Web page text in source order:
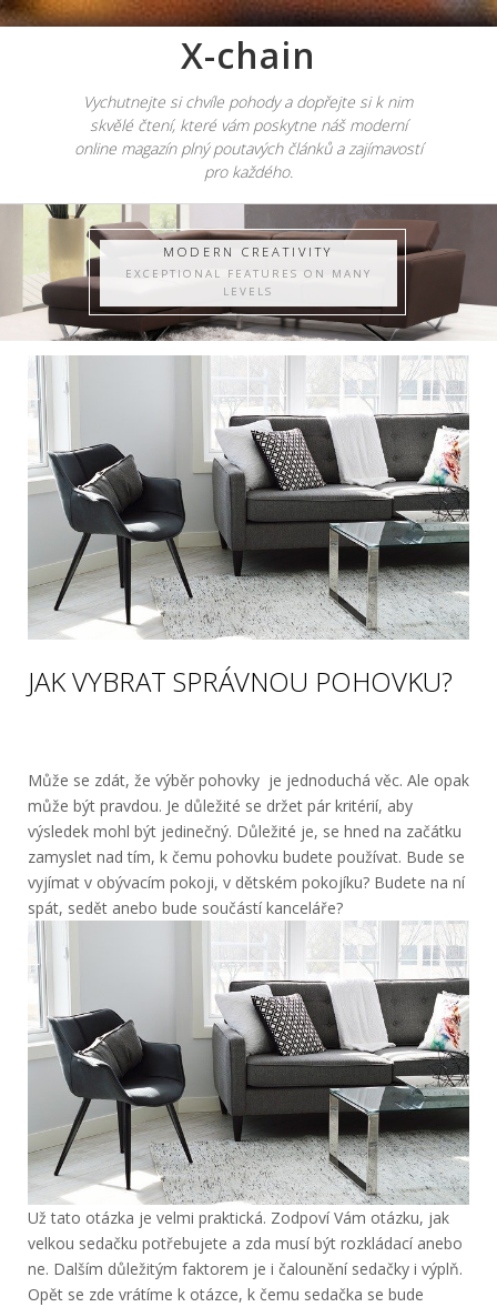
X-chain
Vychutnejte si chvíle pohody a dopřejte si k nim
skvělé čtení, které vám poskytne náš moderní
online magazín plný poutavých článků a zajímavostí
pro každého.
MODERN CREATIVITY
EXCEPTIONAL FEATURES ON MANY
LEVELS
JAK VYBRAT SPRÁVNOU POHOVKU?
Může se zdát, že výběr pohovky je jednoduchá věc. Ale opak
může být pravdou. Je důležité se držet pár kritérií, aby
výsledek mohl být jedinečný. Důležité je, se hned na začátku
zamyslet nad tím, k čemu pohovku budete používat. Bude se
vyjímat v obývacím pokoji, v dětském pokojíku? Budete na ní
spát, sedět anebo bude součástí kanceláře?
Už tato otázka je velmi praktická. Zodpoví Vám otázku, jak
velkou sedačku potřebujete a zda musí být rozkládací anebo
ne. Dalším důležitým faktorem je i čalounění sedačky i výplň.
Opět se zde vrátíme k otázce, k čemu sedačka se bude